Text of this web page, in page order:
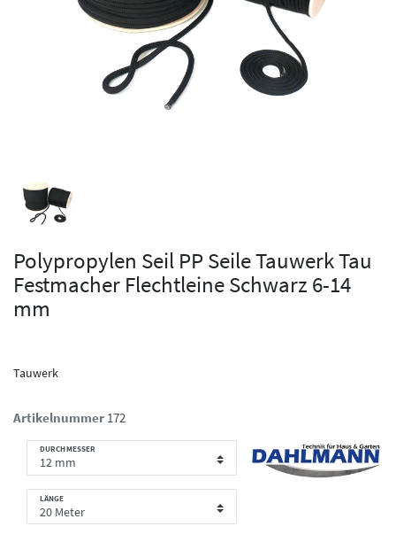
Polypropylen Seil PP Seile Tauwerk Tau
Festmacher Flechtleine Schwarz 6-14
mm
Tauwerk
Artikelnummer 172
DURCHMESSER
LÄNGE